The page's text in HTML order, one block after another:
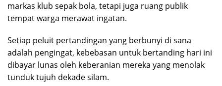
markas klub sepak bola, tetapi juga ruang publik
tempat warga merawat ingatan.
Setiap peluit pertandingan yang berbunyi di sana
adalah pengingat, kebebasan untuk bertanding hari ini
dibayar lunas oleh keberanian mereka yang menolak
tunduk tujuh dekade silam.